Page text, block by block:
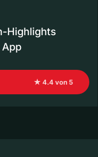
Highlights
★ 4.4 von 5